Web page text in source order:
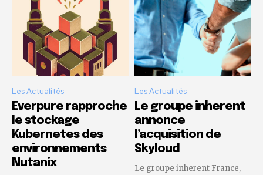
Les Actualités
Everpure rapproche
le stockage
Kubernetes des
environnements
Nutanix
Les Actualités
Le groupe inherent
annonce
l’acquisition de
Skyloud
Le groupe inherent France,